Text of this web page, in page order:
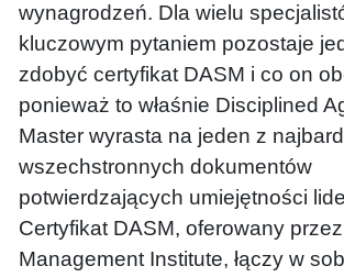
wynagrodzeń. Dla wielu
kluczowym pytaniem pozostaje
zdobyć certyfikat DASM i co on
ponieważ to właśnie Disciplined
Master wyrasta na jeden z
wszechstronnych dokumentów
potwierdzających umiejętności
Certyfikat DASM, oferowany
Management Institute, łączy w